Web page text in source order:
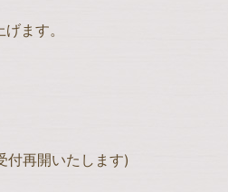
ます。
付再開いたします)